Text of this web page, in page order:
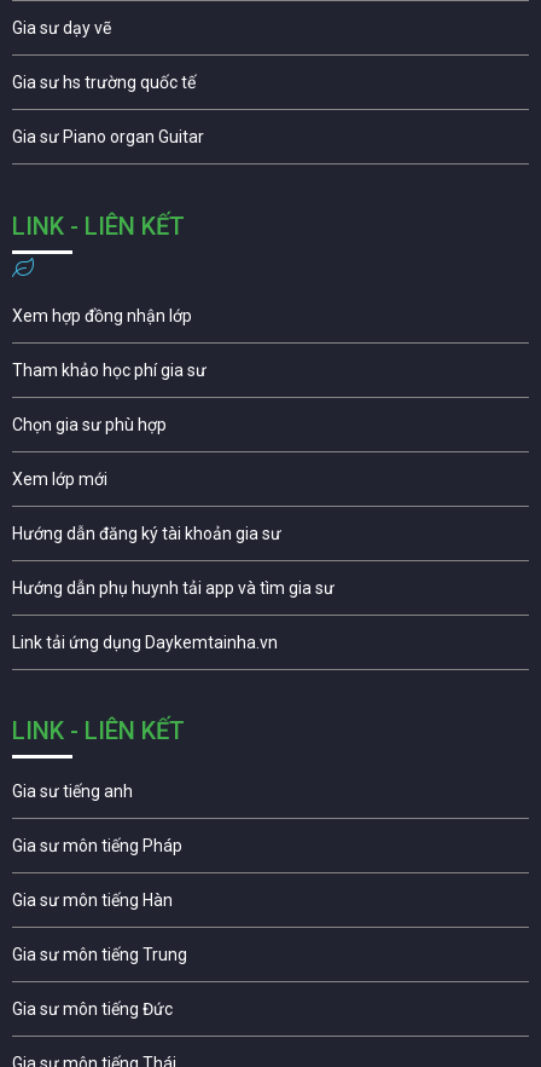
Gia sư dạy vẽ
Gia sư hs trường quốc tế
Gia sư Piano organ Guitar
LINK - LIÊN KẾT
Xem hợp đồng nhận lớp
Tham khảo học phí gia sư
Chọn gia sư phù hợp
Xem lớp mới
Hướng dẫn đăng ký tài khoản gia sư
Hướng dẫn phụ huynh tải app và tìm gia sư
Link tải ứng dụng Daykemtainha.vn
LINK - LIÊN KẾT
Gia sư tiếng anh
Gia sư môn tiếng Pháp
Gia sư môn tiếng Hàn
Gia sư môn tiếng Trung
Gia sư môn tiếng Đức
Gia sư môn tiếng Thái